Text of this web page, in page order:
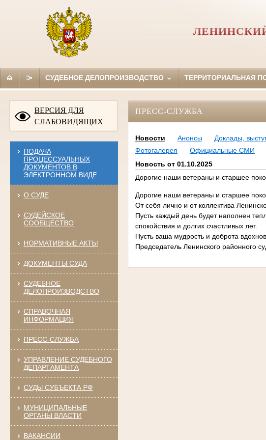
СУДЕБНОЕ ДЕЛОПРОИЗВОДСТВО ТЕРРИТОРИАЛЬНАЯ
ВЕРСИЯ ДЛЯ
СЛАБОВИДЯЩИХ
ПОДАЧА
ПРОЦЕССУАЛЬНЫХ
ДОКУМЕНТОВ В
ЭЛЕКТРОННОМ ВИДЕ
О СУДЕ
СУДЕЙСКОЕ
СООБЩЕСТВО
НОРМАТИВНЫЕ АКТЫ
ДОКУМЕНТЫ СУДА
СУДЕБНОЕ
ДЕЛОПРОИЗВОДСТВО
СПРАВОЧНАЯ
ИНФОРМАЦИЯ
ПРЕСС-СЛУЖБА
УПРАВЛЕНИЕ СУДЕБНОГО
ДЕПАРТАМЕНТА
СУДЫ СУБЪЕКТА РФ
МУНИЦИПАЛЬНЫЕ
ОРГАНЫ ВЛАСТИ
ВАКАНСИИ
ПРЕСС-СЛУЖБА
Новости Анонсы Доклады,
Фотогалерея
Официальные СМИ
Новость от 01.10.2025
Дорогие наши ветераны и старшее
Дорогие наши ветераны и старшее
От себя лично и от коллектива
Пусть каждый день будет наполнен
спокойствия и долгих счастливых лет.
Пусть ваша мудрость и доброта
Председатель Ленинского районного